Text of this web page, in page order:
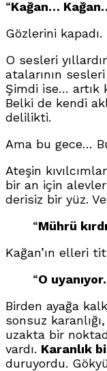
“Kağan…
Gözlerini kapadı.
O sesleri
atalarının
Şimdi ise… artık
Belki de kendi
delilikti.
Ama bu gece…
Ateşin
bir an için
derisiz bir yüz.
“Mührü
Kağan’ın elleri
“O uyanıyor.
Birden ayağa
sonsuz
uzakta bir
vardı. Karanlık
duruyordu.